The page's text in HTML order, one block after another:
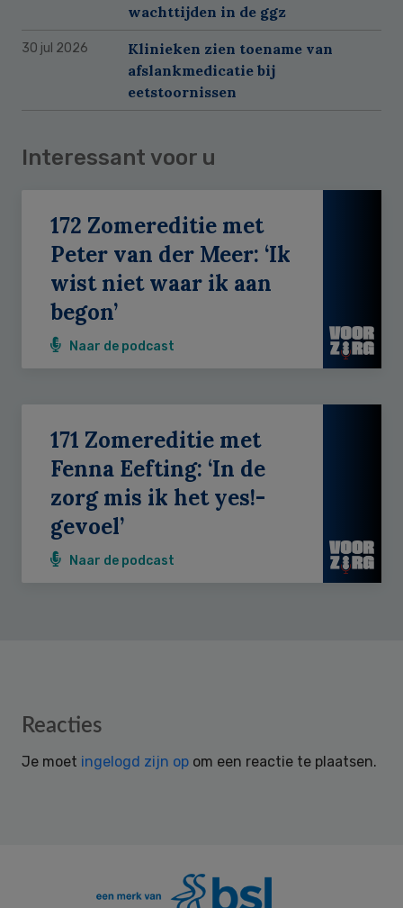
wachttijden in de ggz
30 jul 2026
Klinieken zien toename van
afslankmedicatie bij
eetstoornissen
Interessant voor u
172 Zomereditie met
Peter van der Meer: ‘Ik
wist niet waar ik aan
begon’
Naar de podcast
171 Zomereditie met
Fenna Eefting: ‘In de
zorg mis ik het yes!-
gevoel’
Naar de podcast
Reader
Reacties
Je moet ingelogd zijn op om een reactie te plaatsen.